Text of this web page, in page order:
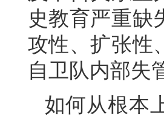
史教育严重缺
攻性、扩张性
自卫队内部失
如何从根本